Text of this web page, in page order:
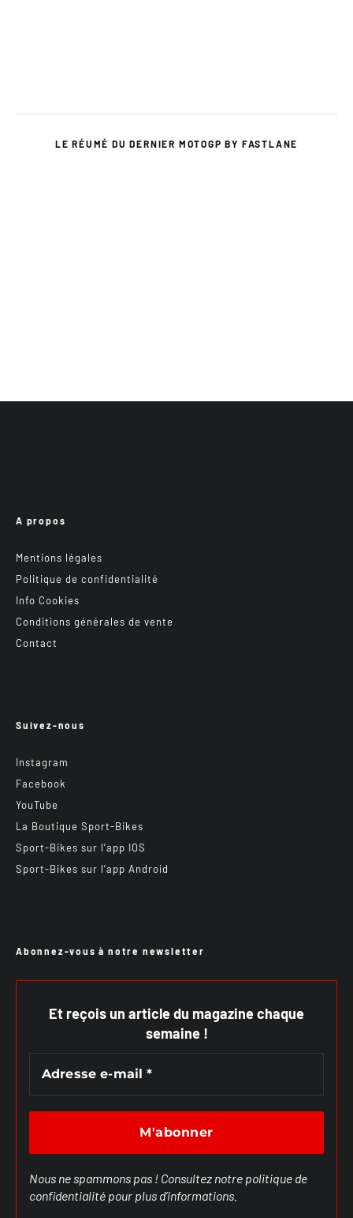
LE RÉUMÉ DU DERNIER MOTOGP BY FASTLANE
A propos
Mentions légales
Politique de confidentialité
Info Cookies
Conditions générales de vente
Contact
Suivez-nous
Instagram
Facebook
YouTube
La Boutique Sport-Bikes
Sport-Bikes sur l’app IOS
Sport-Bikes sur l’app Android
Abonnez-vous à notre newsletter
Et reçois un article du magazine chaque
semaine !
Nous ne spammons pas ! Consultez notre politique de
confidentialité pour plus d’informations.